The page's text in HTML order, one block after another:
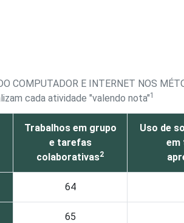
COMPUTADOR E INTERNET NOS
cada atividade "valendo nota"1
Trabalhos em grupo
e tarefas
colaborativas2
Uso de
em
64
65